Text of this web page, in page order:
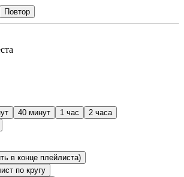
Повтор
40 минут 1 час
2 часа
в конце плейлиста)
по кругу